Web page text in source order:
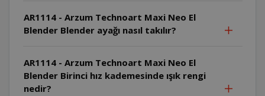
AR1114 - Arzum Technoart Maxi Neo El
Blender Blender ayağı nasıl takılır?
AR1114 - Arzum Technoart Maxi Neo El
Blender Birinci hız kademesinde ışık rengi
nedir?